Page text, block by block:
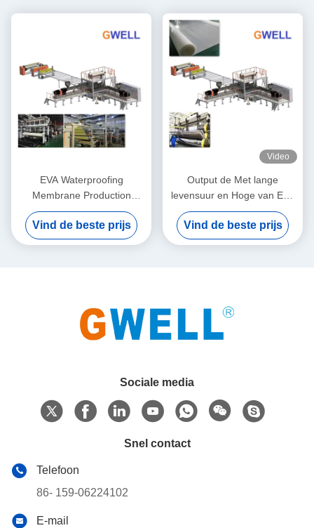
EVA Waterproofing
Membrane Production
Machine-de Dienst van
Kwaliteitsnaverkoop
Vind de beste prijs
Video
Output de Met lange
levensuur en Hoge van EVA
Waterproofing Sheet Making
Machine
Vind de beste prijs
Sociale media
Snel contact
Telefoon
86- 159-06224102
E-mail